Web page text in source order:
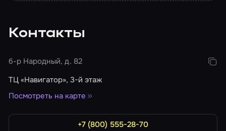
Контакты
б-р Народный, д. 82
ТЦ «Навигатор», 3-й этаж
Посмотреть на карте
+7 (800) 555-28-70